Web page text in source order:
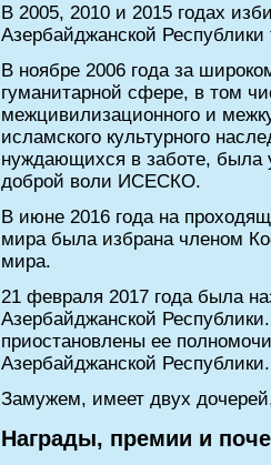
В 2005, 2010 и 2015 годах
Азербайджанской Республики
В ноябре 2006 года за
гуманитарной сфере, в том
межцивилизационного и
исламского культурного
нуждающихся в заботе, была
доброй воли ИСЕСКО.
В июне 2016 года на
мира была избрана членом
мира.
21 февраля 2017 года была
Азербайджанской
приостановлены ее
Азербайджанской Республики.
Замужем, имеет двух
Награды, премии и